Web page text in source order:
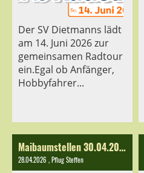
Der SV Dietmanns lädt
am 14. Juni 2026 zur
gemeinsamen Radtour
ein.Egal ob Anfänger,
Hobbyfahrer...
Maibaumstellen 30.04.2026
28.04.2026 , Pflug Steffen